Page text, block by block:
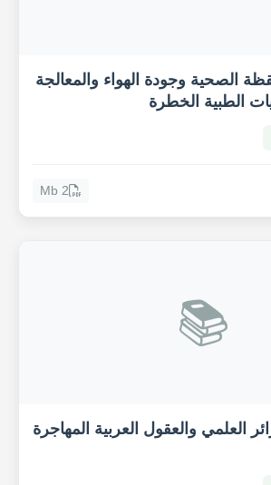
الصحية وجودة الهواء والمعالجة
الطبية الخطرة
2 Mb
📚
العلمي والعقول العربية المهاجرة